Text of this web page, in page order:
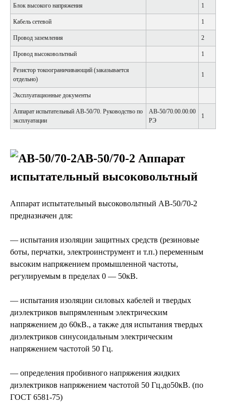
Блок высокого напряжения 1
Кабель сетевой 1
Провод заземления 2
Провод высоковольтный 1
Резистор токоограничивающий (заказывается
отдельно)
1
Эксплуатационные документы
Аппарат испытательный АВ-50/70. Руководство по
эксплуатации
АВ-50/70.00.00.00
РЭ
1
АВ-50/70-2 Аппарат
испытательный высоковольтный
Аппарат испытательный высоковольтный АВ-50/70-2
предназначен для:
— испытания изоляции защитных средств (резиновые
боты, перчатки, электроинструмент и т.п.) переменным
высоким напряжением промышленной частоты,
регулируемым в пределах 0 — 50кВ.
— испытания изоляции силовых кабелей и твердых
диэлектриков выпрямленным электрическим
напряжением до 60кВ., а также для испытания твердых
диэлектриков синусоидальным электрическим
напряжением частотой 50 Гц.
— определения пробивного напряжения жидких
диэлектриков напряжением частотой 50 Гц.до50кВ. (по
ГОСТ 6581-75)